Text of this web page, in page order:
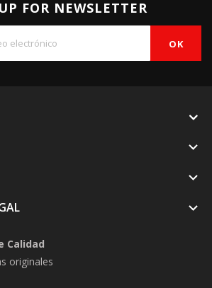
FOR NEWSLETTER



Calidad
originales